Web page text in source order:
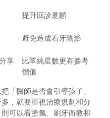
提升回診意願
避免造成看牙陰影
享
比單純星數更有參考
價值
「醫師是否會引導孩子」
，就要重視治療規劃和分
可以看塗氟、刷牙衛教和